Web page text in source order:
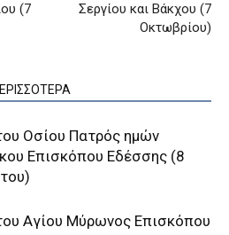
(7
Σεργίου και Bάκχου (7
Οκτωβρίου)
Οσίου Πατρός ημών
Επισκόπου Εδέσσης (8
Aγίου Mύρωνος Eπισκόπου